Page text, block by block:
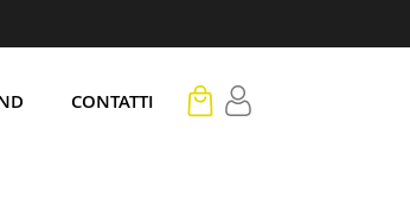
CONTATTI